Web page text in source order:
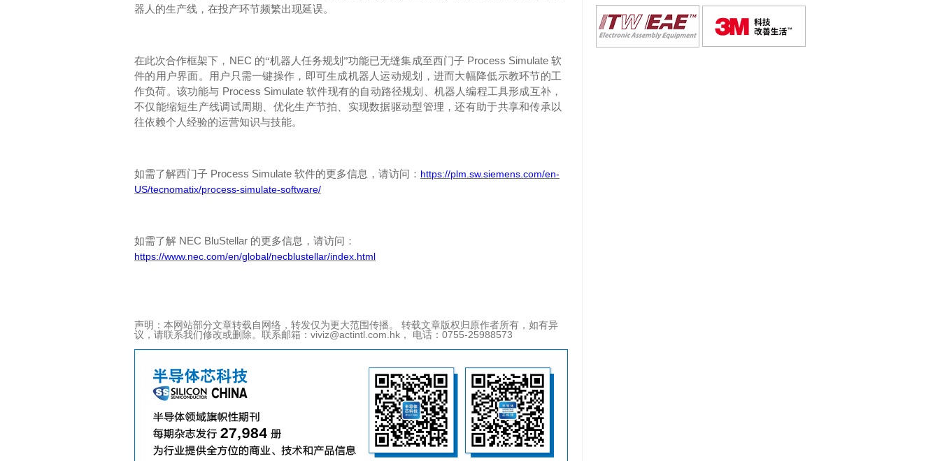
器人的生产线，在投产环节频繁出现延误。
在此次合作框架下， NEC 的“机器人任务规划”功能已无缝集成至西门子 Process Simulate软
件的用户界面。用户只需一键操作，即可生成机器人运动规划，进而大幅降低示教环节的工
作负荷。该功能与 Process Simulate软件现有的自动路径规划、机器人编程工具形成互补，
不仅能缩短生产线调试周期、优化生产节拍、实现数据驱动型管理，还有助于共享和传承以
往依赖个人经验的运营知识与技能。
如需了解西门子 Process Simulate 软件的更多信息， 请访问： https://plm.sw.siemens.com/en-
US/tecnomatix/process-simulate-software/
如需了解 NEC BluStellar 的更多信息， 请访问：
https://www.nec.com/en/global/necblustellar/index.html
声明：本网站部分文章转载自网络，转发仅为更大范围传播。 转载文章版权归原作者所有，如有异
议，请联系我们修改或删除。联系邮箱：viviz@actintl.com.hk， 电话：0755-25988573